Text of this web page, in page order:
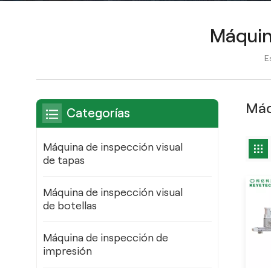
Categorías
Máquina de inspección visual
de tapas
Máquina de inspección visual
de botellas
Máquina de inspección de
impresión